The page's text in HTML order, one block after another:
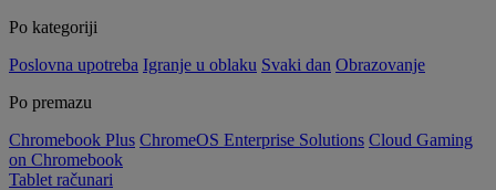
Po kategoriji
Poslovna upotreba Igranje u oblaku Svaki dan Obrazovanje
Po premazu
Chromebook Plus ChromeOS Enterprise Solutions Cloud Gaming
on Chromebook
Tablet računari